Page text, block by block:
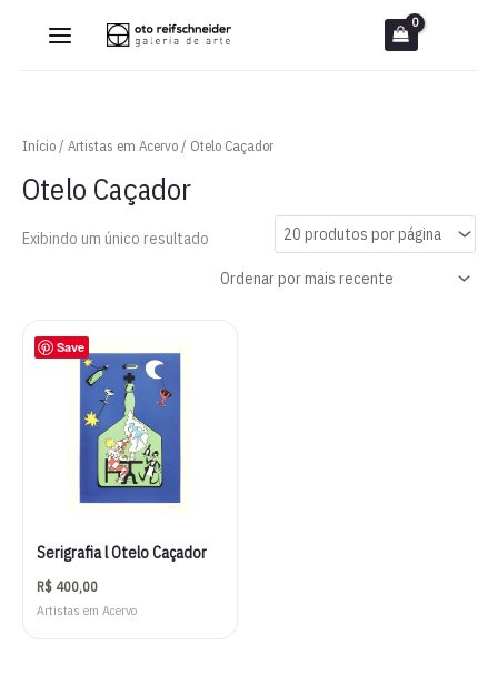
Início/ Artistas em Acervo/ Otelo Caçador
Otelo Caçador
Exibindo um único resultado
Save
Serigrafia l Otelo Caçador
R$ 400,00
Artistas em Acervo